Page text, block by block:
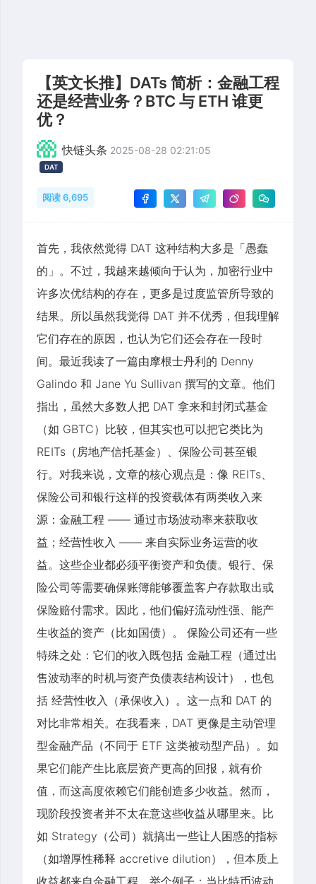
【英文长推】DATs 简析：金融工程
还是经营业务？BTC 与 ETH 谁更
优？
快链头条 2025-08-28 02:21:05
DAT
阅读 6,695
首先，我依然觉得 DAT 这种结构大多是「愚蠢
的」。不过，我越来越倾向于认为，加密行业中
许多次优结构的存在，更多是过度监管所导致的
结果。所以虽然我觉得 DAT 并不优秀，但我理解
它们存在的原因，也认为它们还会存在一段时
间。最近我读了一篇由摩根士丹利的 Denny
Galindo 和 Jane Yu Sullivan 撰写的文章。他们
指出，虽然大多数人把 DAT 拿来和封闭式基金
（如 GBTC）比较，但其实也可以把它类比为
REITs（房地产信托基金）、保险公司甚至银
行。对我来说，文章的核心观点是：像 REITs、
保险公司和银行这样的投资载体有两类收入来
源：金融工程 —— 通过市场波动率来获取收
益；经营性收入 —— 来自实际业务运营的收
益。这些企业都必须平衡资产和负债。银行、保
险公司等需要确保账簿能够覆盖客户存款取出或
保险赔付需求。因此，他们偏好流动性强、能产
生收益的资产（比如国债）。 保险公司还有一些
特殊之处：它们的收入既包括 金融工程（通过出
售波动率的时机与资产负债表结构设计），也包
括 经营性收入（承保收入）。这一点和 DAT 的
对比非常相关。在我看来，DAT 更像是主动管理
型金融产品（不同于 ETF 这类被动型产品）。如
果它们能产生比底层资产更高的回报，就有价
值，而这高度依赖它们能创造多少收益。然而，
现阶段投资者并不太在意这些收益从哪里来。比
如 Strategy（公司）就搞出一些让人困惑的指标
（如增厚性稀释 accretive dilution），但本质上